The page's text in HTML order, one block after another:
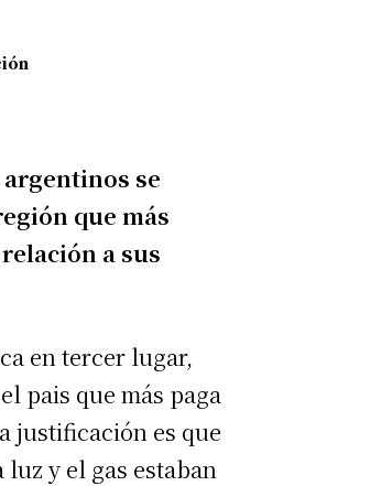
se
que más
a sus
en tercer lugar,
pais que más paga
justificación es que
y el gas estaban